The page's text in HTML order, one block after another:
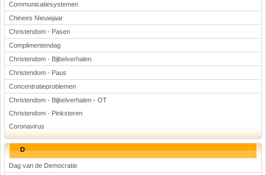
Communicatiesystemen
Chinees Nieuwjaar
Christendom - Pasen
Complimentendag
Christendom - Bijbelverhalen
Christendom - Paus
Concentratieproblemen
Christendom - Bijbelverhalen - OT
Christendom - Pinksteren
Coronavirus
D
Dag van de Democratie